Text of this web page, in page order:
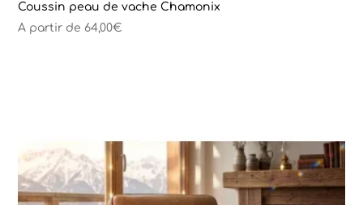
Coussin peau de vache Chamonix
A partir de 64,00€